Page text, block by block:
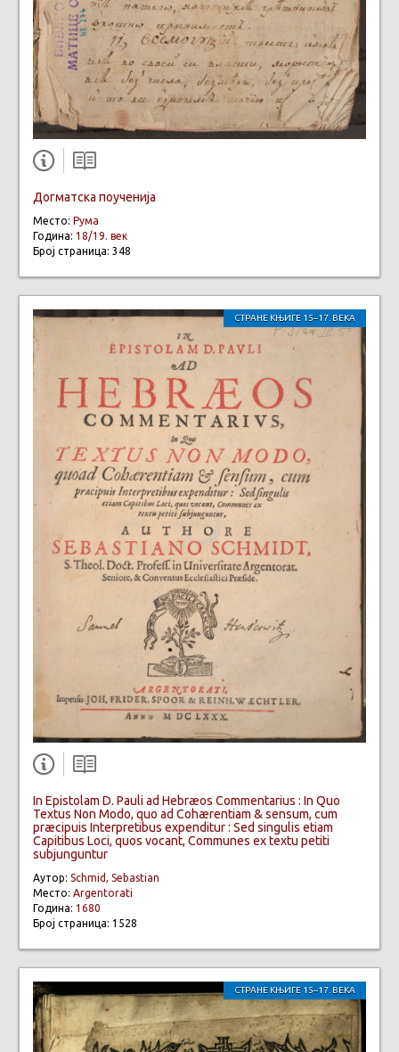
Догматска поученија
Место: Рума
Година: 18/19. век
Број страница: 348
СТРАНЕ КЊИГЕ 15–17. ВЕКА
In Epistolam D. Pauli ad Hebræos Commentarius : In Quo
Textus Non Modo, quo ad Cohærentiam & sensum, cum
præcipuis Interpretibus expenditur : Sed singulis etiam
Capitibus Loci, quos vocant, Communes ex textu petiti
subjunguntur
Аутор: Schmid, Sebastian
Место: Argentorati
Година: 1680
Број страница: 1528
СТРАНЕ КЊИГЕ 15–17. ВЕКА